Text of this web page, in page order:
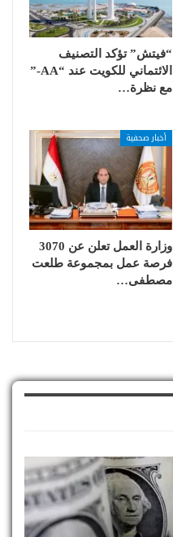
“فيتش” تؤكد التصنيف
الائتماني للكويت عند “AA-”
مع نظرة…
أخبار صحفية
وزارة العمل تعلن عن 3070
فرصة عمل بمجموعة طلعت
مصطفى…